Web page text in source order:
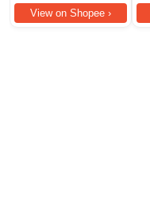
View on Shopee ›